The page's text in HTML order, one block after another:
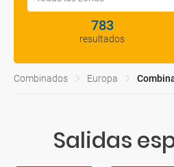
783
resultados
Combinados Europa
Salidas